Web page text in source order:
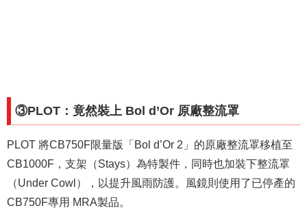
③PLOT：竟然裝上 Bol d’Or 原廠整流罩
PLOT 將CB750F限量版「Bol d’Or 2」的原廠整流罩移植至
CB1000F，支架（Stays）為特製件，同時也加裝下整流罩
（Under Cowl），以提升風雨防護。風鏡則使用了已停產的
CB750F專用 MRA製品。